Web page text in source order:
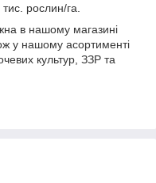
рослин/га.
в нашому магазині
у нашому асортименті
культур, ЗЗР та